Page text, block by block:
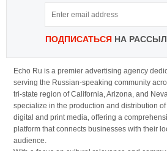
ПОДПИСАТЬСЯНА
Echo Ru is a premier advertising agency
serving the Russian-speaking community
tri-state region of California, Arizona, and
specialize in the production and distribution of
digital and print media, offering a
platform that connects businesses with their
audience.